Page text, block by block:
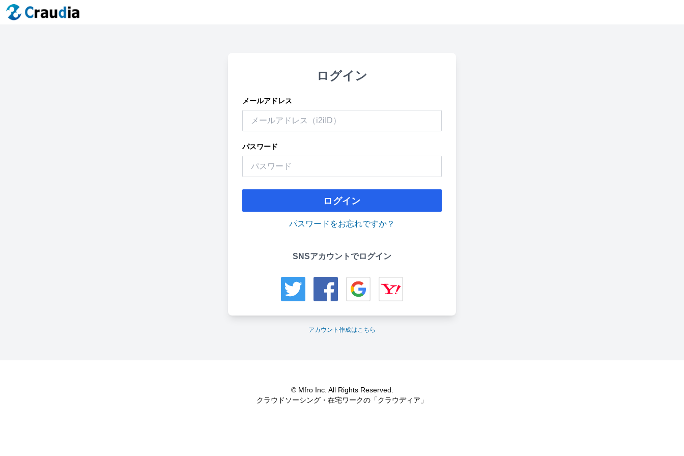
ログイン
メールアドレス
パスワード
ログイン
パスワードをお忘れですか？
SNSアカウントでログイン
アカウント作成はこちら
© Mfro Inc. All Rights Reserved.
クラウドソーシング・在宅ワークの「クラウディア」